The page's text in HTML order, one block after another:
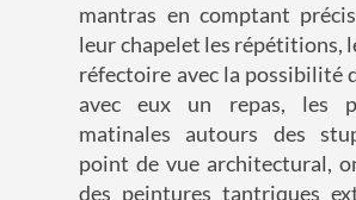
mantras en comptant
leur chapelet les répétitions,
réfectoire avec la possibilité
avec eux un repas, les
matinales autours des
point de vue architectural,
des peintures tantriques